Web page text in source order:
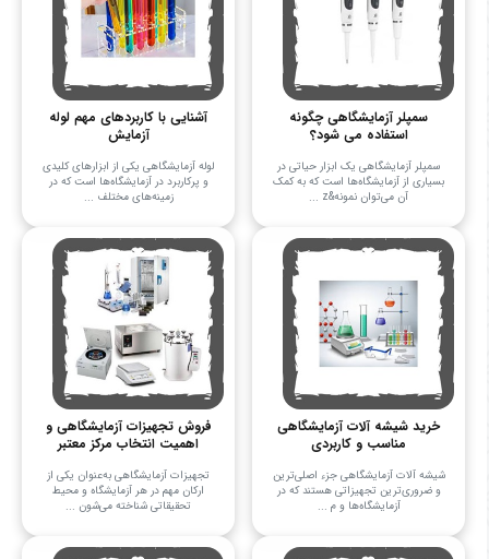
سمپلر آزمایشگاهی چگونه
استفاده می شود؟
سمپلر آزمایشگاهی یک ابزار حیاتی در
بسیاری از آزمایشگاه‌ها است که به کمک
آن می‌توان نمونه&z ...
آشنایی با کاربردهای مهم لوله
آزمایش
لوله آزمایشگاهی یکی از ابزارهای کلیدی
و پرکاربرد در آزمایشگاه‌ها است که در
زمینه‌های مختلف ...
خرید شیشه آلات آزمایشگاهی
مناسب و کاربردی
شیشه آلات آزمایشگاهی جزء اصلی‌ترین
و ضروری‌ترین تجهیزاتی هستند که در
آزمایشگاه‌ها و م ...
فروش تجهیزات آزمایشگاهی و
اهمیت انتخاب مرکز معتبر
تجهیزات آزمایشگاهی به‌عنوان یکی از
ارکان مهم در هر آزمایشگاه و محیط
تحقیقاتی شناخته می‌شون ...